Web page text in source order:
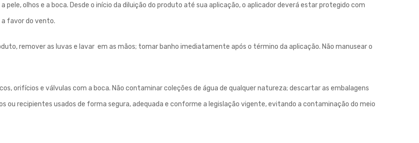
olhos e a boca. Desde o início da diluição do produto até sua aplicação, o aplicador deverá estar protegido com
a favor do vento.
remover as luvas e lavar em as mãos; tomar banho imediatamente após o término da aplicação. Não manusear o
orifícios e válvulas com a boca. Não contaminar coleções de água de qualquer natureza; descartar as embalagens
ou recipientes usados de forma segura, adequada e conforme a legislação vigente, evitando a contaminação do meio